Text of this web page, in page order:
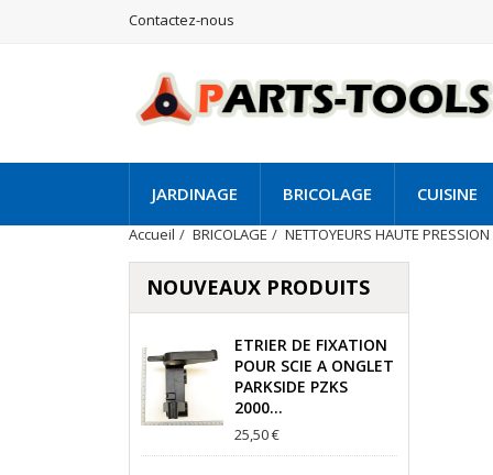
Contactez-nous
JARDINAGE BRICOLAGE CUISINE
Accueil BRICOLAGE NETTOYEURS HAUTE PRESSION
NOUVEAUX PRODUITS
ETRIER DE FIXATION
POUR SCIE A ONGLET
PARKSIDE PZKS
2000...
25,50 €